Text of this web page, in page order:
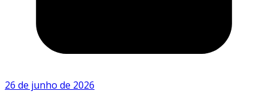
26 de junho de 2026